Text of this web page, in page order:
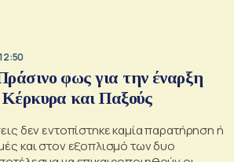
φως για την έναρξη
Κέρκυρα και Παξούς
δεν εντοπίστηκε καμία παρατήρηση ή
και στον εξοπλισμό των δυο